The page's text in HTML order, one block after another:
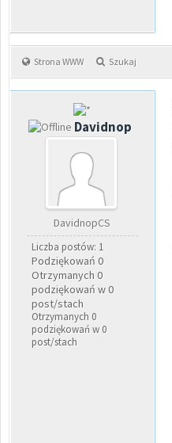
Strona WWW Szukaj
Davidnop
DavidnopCS
Liczba postów: 1
Podziękowań 0
Otrzymanych 0
podziękowań w 0
post/stach
Otrzymanych 0
podziękowań w 0
post/stach